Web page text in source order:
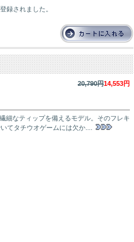
録されました。
20,790円14,553円
細なティップを備えるモデル。そのフレキ
てタチウオゲームには欠か....